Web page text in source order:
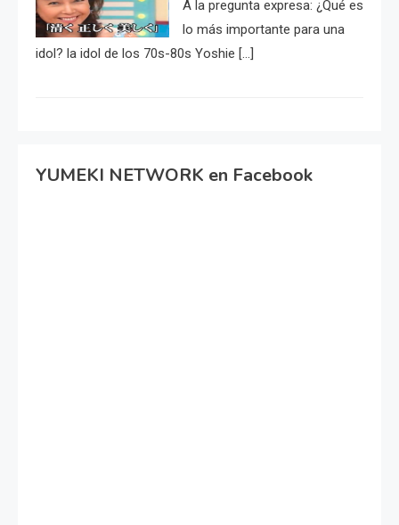
A la pregunta expresa: ¿Qué es
lo más importante para una
idol? la idol de los 70s-80s Yoshie […]
YUMEKI NETWORK en Facebook